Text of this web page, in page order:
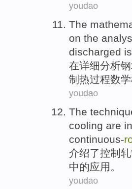
youdao
The
on the
discharged is
在详细分析
制热过程数学
youdao
The
cooling are
continuous-
介绍了控制 轧
中的应用 。
youdao